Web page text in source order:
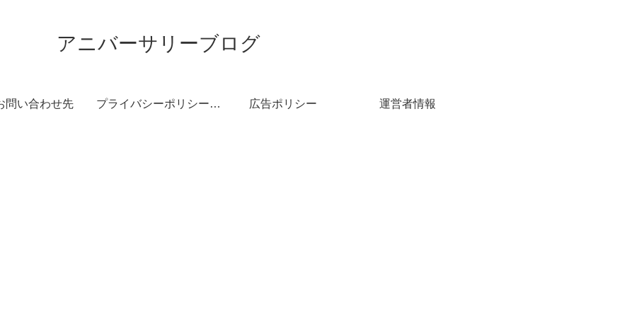
アニバーサリーブログ
問い合わせ先 プライバシーポリシー・免責事項 広告ポリシー 運営者情報